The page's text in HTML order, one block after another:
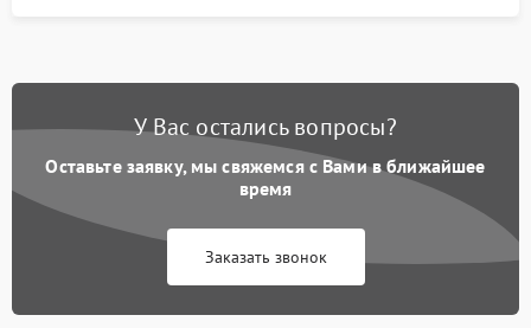
У Вас остались вопросы?
Оставьте заявку, мы свяжемся с Вами в ближайшее
время
Заказать звонок